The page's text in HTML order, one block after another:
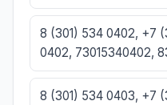
8 (301) 534 0402, +7
0402, 73015340402,
8 (301) 534 0403, +7